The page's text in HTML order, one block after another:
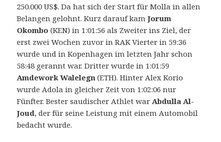
250.000 US$. Da hat sich der Start für Molla in allen
Belangen gelohnt. Kurz darauf kamJorum
Okombo (KEN) in 1:01:56 als Zweiter ins Ziel, der
erst zwei Wochen zuvor in RAK Vierter in 59:36
wurde und in Kopenhagen im letzten Jahr schon
58:48 gerannt war. Dritter wurde in 1:01:59
Amdework Walelegn (ETH). Hinter Alex Korio
wurde Adola in gleicher Zeit von 1:02:06 nur
Fünfter. Bester saudischer Athlet war Abdulla Al-
Joud, der für seine Leistung mit einem Automobil
bedacht wurde.